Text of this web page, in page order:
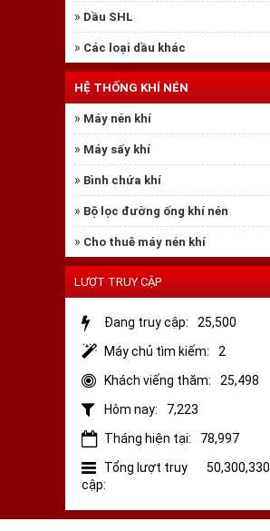
» Dầu SHL
» Các loại dầu khác
HỆ THỐNG KHÍ NÉN
» Máy nén khí
» Máy sấy khí
» Bình chứa khí
» Bộ lọc đường ống khí nén
» Cho thuê máy nén khí
LƯỢT TRUY CẬP
Đang truy cập:
25,500
Máy chủ tìm kiếm:
2
Khách viếng thăm:
25,498
Hôm nay:
7,223
Tháng hiện tại:
78,997
Tổng lượt truy
cập:
50,300,330